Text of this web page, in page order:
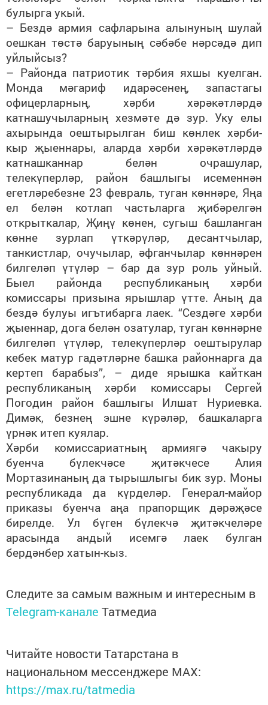
булырга укый.
– Бездә армия сафларына алынуның шулай
оешкан төстә баруының сәбәбе нәрсәдә дип
уйлыйсыз?
– Районда патриотик тәрбия яхшы куелган.
Монда мәгариф идарәсенең, запастагы
офицерларның, хәрби хәрәкәтләрдә
катнашучыларның хезмәте дә зур. Уку елы
ахырында оештырылган биш көнлек хәрби-
кыр җыеннары, аларда хәрби хәрәкәтләрдә
катнашканнар белән очрашулар,
телекүперләр, район башлыгы исеменнән
егетләребезне 23 февраль, туган көннәре, Яңа
ел белән котлап частьларга җибәрелгән
открыткалар, Җиңү көнен, сугыш башланган
көнне зурлап үткәрүләр, десантчылар,
танкистлар, очучылар, әфганчылар көннәрен
билгеләп үтүләр – бар да зур роль уйный.
Быел районда республиканың хәрби
комиссары призына ярышлар үтте. Аның да
бездә булуы игътибарга лаек. “Сездәге хәрби
җыеннар, дога белән озатулар, туган көннәрне
билгеләп үтүләр, телекүперләр оештырулар
кебек матур гадәтләрне башка районнарга да
кертеп барабыз”, – диде ярышка кайткан
республиканың хәрби комиссары Сергей
Погодин район башлыгы Илшат Нуриевка.
Димәк, безнең эшне күрәләр, башкаларга
үрнәк итеп куялар.
Хәрби комиссариатның армиягә чакыру
буенча бүлекчәсе җитәкчесе Алия
Мортазинаның да тырышлыгы бик зур. Моны
республикада да күрделәр. Генерал-майор
приказы буенча аңа прапорщик дәрәҗәсе
бирелде. Ул бүген бүлекчә җитәкчеләре
арасында андый исемгә лаек булган
бердәнбер хатын-кыз.
Следите за самым важным и интересным в
Telegram-канале Татмедиа
Читайте новости Татарстана в
национальном мессенджере MАХ:
https://max.ru/tatmedia